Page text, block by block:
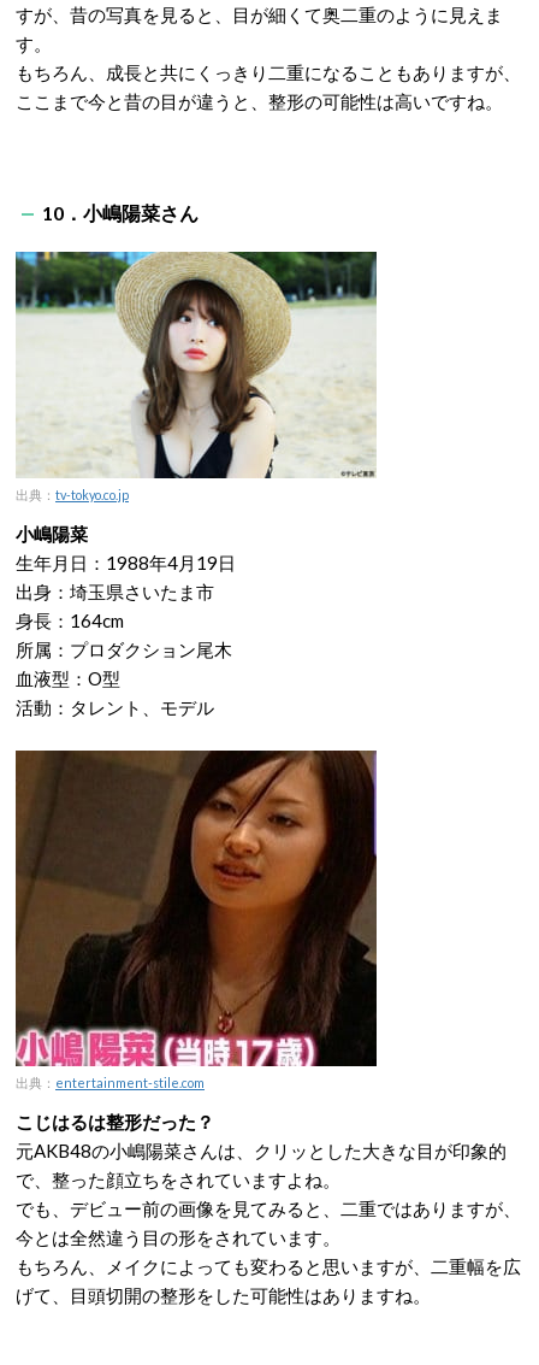
すが、昔の写真を見ると、目が細くて奥二重のように見えま
す。
もちろん、成長と共にくっきり二重になることもありますが、
ここまで今と昔の目が違うと、整形の可能性は高いですね。
10．小嶋陽菜さん
出典： tv-tokyo.co.jp
小嶋陽菜
生年月日：1988年4月19日
出身：埼玉県さいたま市
身長：164cm
所属：プロダクション尾木
血液型：O型
活動：タレント、モデル
出典： entertainment-stile.com
こじはるは整形だった？
元AKB48の小嶋陽菜さんは、クリッとした大きな目が印象的
で、整った顔立ちをされていますよね。
でも、デビュー前の画像を見てみると、二重ではありますが、
今とは全然違う目の形をされています。
もちろん、メイクによっても変わると思いますが、二重幅を広
げて、目頭切開の整形をした可能性はありますね。